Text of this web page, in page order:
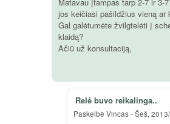
jos keičiasi pašildžius vieną ar
Gal galėtumėte žvilgtelėti į
klaidą?
Ačiū už konsultaciją,
Relė buvo reikalinga..
Paskelbė Vincas-Šeš,